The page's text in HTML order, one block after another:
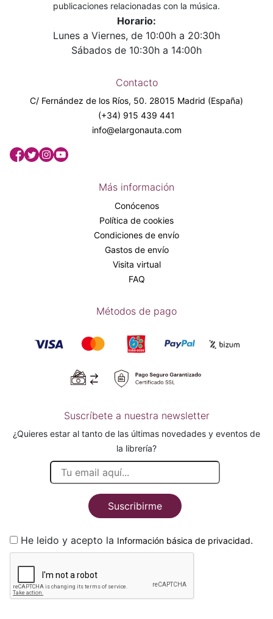
publicaciones relacionadas con la música.
Horario:
Lunes a Viernes, de 10:00h a 20:30h
Sábados de 10:30h a 14:00h
Contacto
C/ Fernández de los Ríos, 50. 28015 Madrid (España)
(+34) 915 439 441
info@elargonauta.com
Más información
Conócenos
Política de cookies
Condiciones de envío
Gastos de envío
Visita virtual
FAQ
Métodos de pago
Suscríbete a nuestra newsletter
¿Quieres estar al tanto de las últimas novedades y eventos de
la librería?
Suscribirme
He leido y acepto la Información básica de privacidad.